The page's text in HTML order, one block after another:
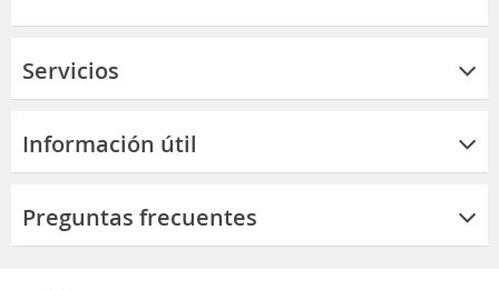
Servicios
Información útil
Preguntas frecuentes